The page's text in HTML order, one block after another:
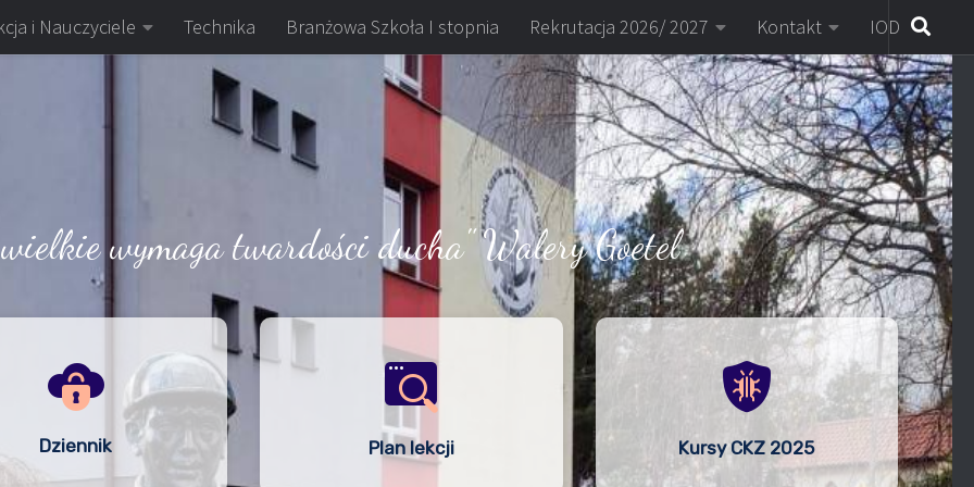
i Nauczyciele Technika Branżowa Szkoła I stopnia Rekrutacja 2026/ 2027 Kontakt IOD
wymaga twardości ducha" Walery Goetel
Dziennik Plan lekcji Kursy CKZ 2025